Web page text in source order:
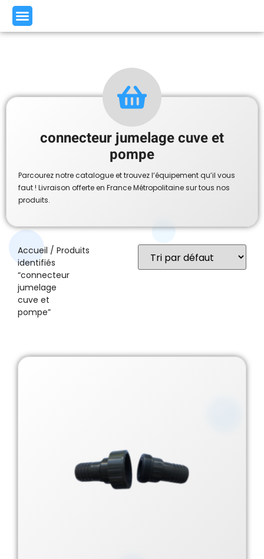
connecteur jumelage cuve et
pompe
Parcourez notre catalogue et trouvez l’équipement qu’il vous
faut ! Livraison offerte en France Métropolitaine sur tous nos
produits.
Accueil / Produits
identifiés
“connecteur
jumelage
cuve et
pompe”